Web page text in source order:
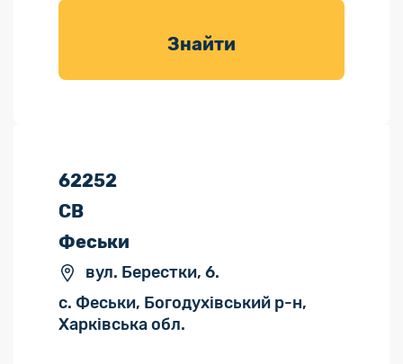
товарів для
Знайти
62252
СВ
Феськи
вул. Берестки, 6.
с. Феськи, Богодухівський р-н,
Харківська обл.